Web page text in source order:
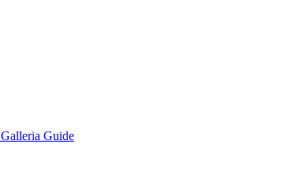
Galleria Guide